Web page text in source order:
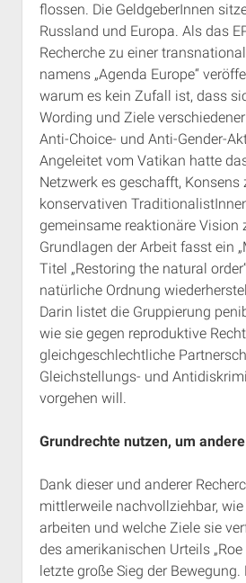
flossen. Die GeldgeberInnen
Russland und Europa. Als das
Recherche zu einer
namens „Agenda Europe“
warum es kein Zufall ist, dass
Wording und Ziele
Anti-Choice- und Anti-Gender-
Angeleitet vom Vatikan hatte
Netzwerk es geschafft, Konsens
konservativen
gemeinsame reaktionäre Vision
Grundlagen der Arbeit fasst ein
Titel „Restoring the natural
natürliche Ordnung
Darin listet die Gruppierung
wie sie gegen reproduktive
gleichgeschlechtliche
Gleichstellungs- und
vorgehen will.
Grundrechte nutzen, um
Dank dieser und anderer
mittlerweile nachvollziehbar,
arbeiten und welche Ziele sie
des amerikanischen Urteils „Roe
letzte große Sieg der